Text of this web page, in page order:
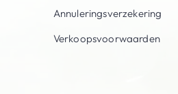
Annuleringsverzekering
Verkoopsvoorwaarden